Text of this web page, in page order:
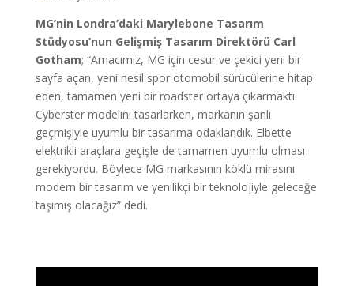
MG’nin Londra’daki Marylebone Tasarım
Stüdyosu’nun Gelişmiş Tasarım Direktörü Carl
Gotham; “Amacımız, MG için cesur ve çekici yeni bir
sayfa açan, yeni nesil spor otomobil sürücülerine hitap
eden, tamamen yeni bir roadster ortaya çıkarmaktı.
Cyberster modelini tasarlarken, markanın şanlı
geçmişiyle uyumlu bir tasarıma odaklandık. Elbette
elektrikli araçlara geçişle de tamamen uyumlu olması
gerekiyordu. Böylece MG markasının köklü mirasını
modern bir tasarım ve yenilikçi bir teknolojiyle geleceğe
taşımış olacağız” dedi.